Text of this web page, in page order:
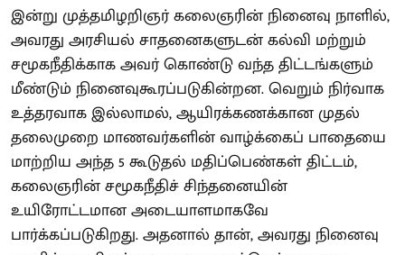
இன்று முத்தமிழறிஞர் கலைஞரின் நினைவு நாளில்,
அவரது அரசியல் சாதனைகளுடன் கல்வி மற்றும்
சமூகநீதிக்காக அவர் கொண்டு வந்த திட்டங்களும்
மீண்டும் நினைவுகூரப்படுகின்றன. வெறும் நிர்வாக
உத்தரவாக இல்லாமல், ஆயிரக்கணக்கான முதல்
தலைமுறை மாணவர்களின் வாழ்க்கைப் பாதையை
மாற்றிய அந்த 5 கூடுதல் மதிப்பெண்கள் திட்டம்,
கலைஞரின் சமூகநீதிச் சிந்தனையின்
உயிரோட்டமான அடையாளமாகவே
பார்க்கப்படுகிறது. அதனால் தான், அவரது நினைவு